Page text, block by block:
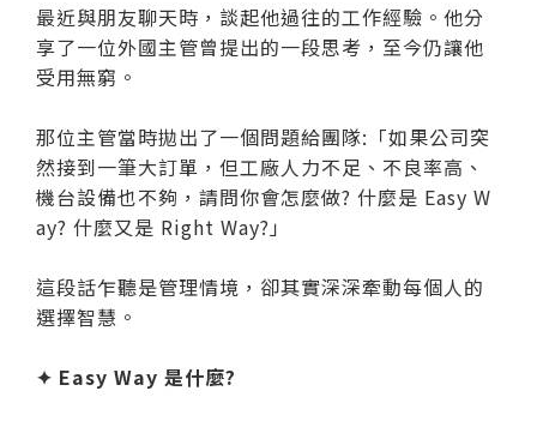
最近與朋友聊天時，談起他過往的工作經驗。他分
享了一位外國主管曾提出的一段思考，至今仍讓他
受用無窮。
那位主管當時拋出了一個問題給團隊:「如果公司突
然接到一筆大訂單，但工廠人力不足、不良率高、
機台設備也不夠，請問你會怎麼做? 什麼是 Easy W
ay? 什麼又是 Right Way?」
這段話乍聽是管理情境，卻其實深深牽動每個人的
選擇智慧。
✦ Easy Way 是什麼?